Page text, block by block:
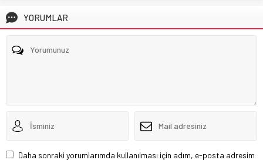
YORUMLAR
Daha sonraki yorumlarımda kullanılması için adım, e-posta adresim